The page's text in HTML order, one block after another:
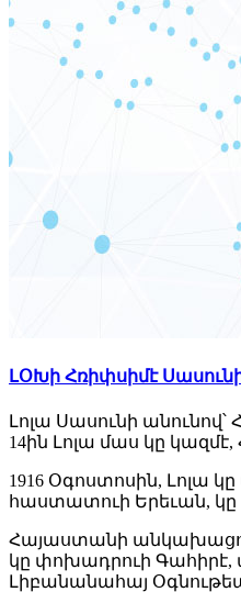
ԼՕԽի Հռիփսիմէ
Լոլա Սասունի անունով՝
14ին Լոլա մաս կը
1916 Օգոստոսին, Լոլա
հաստատուի Երեւան,
Հայաստանի
կը փոխադրուի Գահիրէ,
Լիբանանահայ